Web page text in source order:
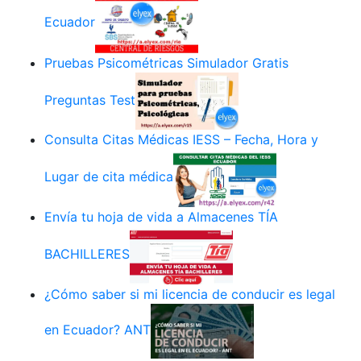
Ecuador
Pruebas Psicométricas Simulador Gratis
Preguntas Test
Consulta Citas Médicas IESS – Fecha, Hora y
Lugar de cita médica
Envía tu hoja de vida a Almacenes TÍA
BACHILLERES
¿Cómo saber si mi licencia de conducir es legal
en Ecuador? ANT